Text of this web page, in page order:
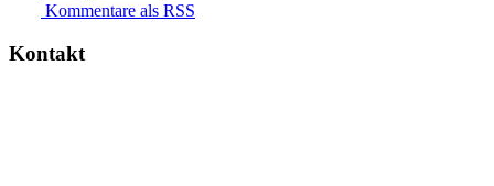
Kommentare als RSS
Kontakt